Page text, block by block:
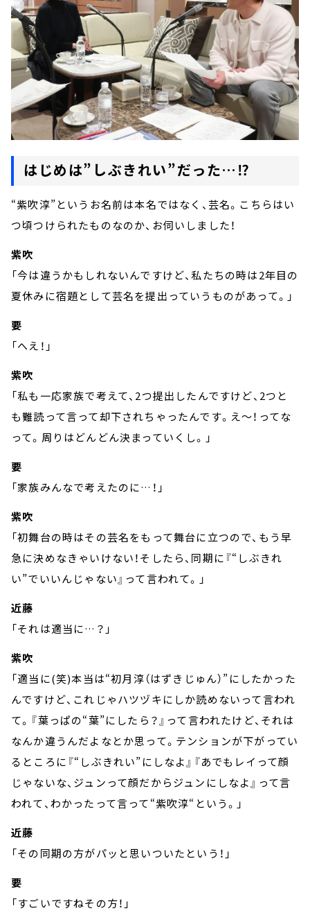
はじめは”しぶきれい”だった…⁉
“紫吹淳”というお名前は本名ではなく、芸名。こちらはい
つ頃つけられたものなのか、お伺いしました！
紫吹
「今は違うかもしれないんですけど、私たちの時は2年目の
夏休みに宿題として芸名を提出っていうものがあって。」
要
「へえ！」
紫吹
「私も一応家族で考えて、2つ提出したんですけど、2つと
も難読って言って却下されちゃったんです。え～！ってな
って。周りはどんどん決まっていくし。」
要
「家族みんなで考えたのに…！」
紫吹
「初舞台の時はその芸名をもって舞台に立つので、もう早
急に決めなきゃいけない！そしたら、同期に『“しぶきれ
い”でいいんじゃない』って言われて。」
近藤
「それは適当に…？」
紫吹
「適当に(笑)本当は“初月淳（はずきじゅん）”にしたかった
んですけど、これじゃハツヅキにしか読めないって言われ
て。『葉っぱの“葉”にしたら？』って言われたけど、それは
なんか違うんだよなとか思って。テンションが下がってい
るところに『“しぶきれい”にしなよ』『あでもレイって顔
じゃないな、ジュンって顔だからジュンにしなよ』って言
われて、わかったって言って“紫吹淳“という。」
近藤
「その同期の方がパッと思いついたという！」
要
「すごいですねその方！」